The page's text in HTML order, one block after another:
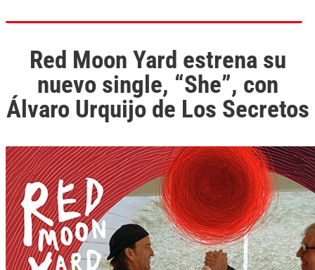
Red Moon Yard estrena su
nuevo single, “She”, con
Álvaro Urquijo de Los Secretos